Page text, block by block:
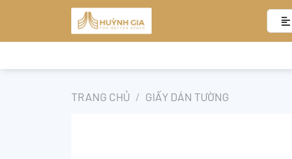
TRANG CHỦ / GIẤY DÁN TƯỜNG